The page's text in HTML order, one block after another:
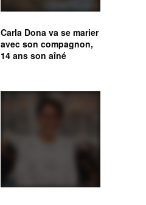
Carla Dona va se marier
avec son compagnon,
14 ans son aîné